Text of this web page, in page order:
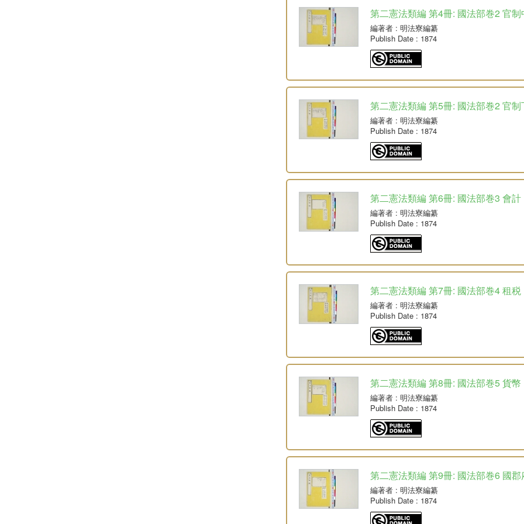
第二憲法類編 第4冊: 國法部巻2 官制
編著者: 明法寮編纂
Publish Date: 1874
第二憲法類編 第5冊: 國法部巻2 官制
編著者: 明法寮編纂
Publish Date: 1874
第二憲法類編 第6冊: 國法部巻3 會計
編著者: 明法寮編纂
Publish Date: 1874
第二憲法類編 第7冊: 國法部巻4 租税
編著者: 明法寮編纂
Publish Date: 1874
第二憲法類編 第8冊: 國法部巻5 貨幣
編著者: 明法寮編纂
Publish Date: 1874
第二憲法類編 第9冊: 國法部巻6 國郡
編著者: 明法寮編纂
Publish Date: 1874